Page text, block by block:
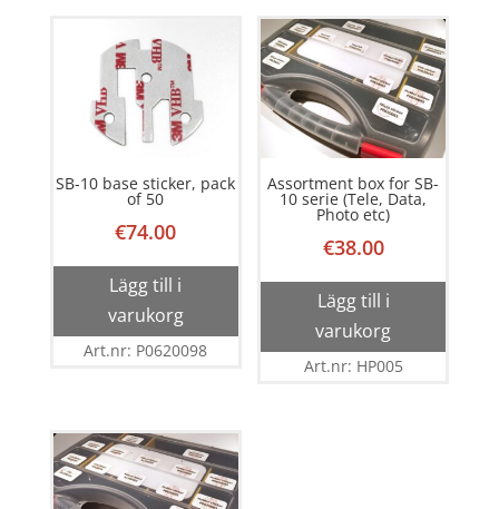
SB-10 base sticker, pack
of 50
€74.00
Lägg till i
varukorg
Art.nr: P0620098
Assortment box for SB-
10 serie (Tele, Data,
Photo etc)
€38.00
Lägg till i
varukorg
Art.nr: HP005